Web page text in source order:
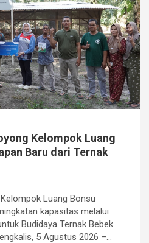
Kelompok Luang
Baru dari Ternak
Luang Bonsu
kapasitas melalui
Budidaya Ternak Bebek
5 Agustus 2026 –…